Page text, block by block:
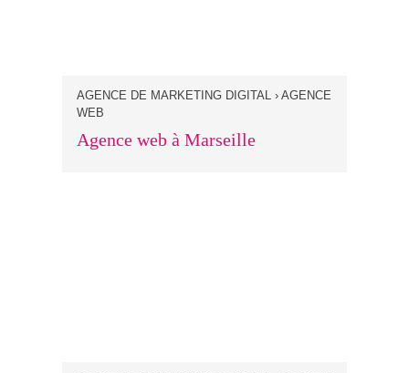
AGENCE DE MARKETING DIGITAL › AGENCE
WEB
Agence web à Marseille